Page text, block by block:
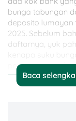
bunga tabungan
deposito lumayan
2025. Sebelum
daftarnya, yuk
penting banget
yang lagi belajar
keuangan atau
Baca